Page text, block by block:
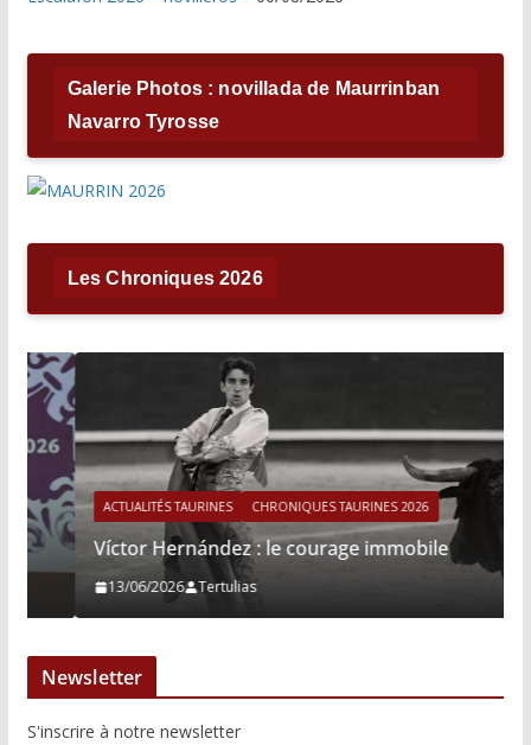
Galerie Photos : novillada de Maurrinban
Navarro Tyrosse
Les Chroniques 2026
ACTUALITÉS TAURINES CHRONIQUES TAURINES 2026
Víctor Hernández : le courage immobile
13/06/2026 Tertulias
Newsletter
S'inscrire à notre newsletter